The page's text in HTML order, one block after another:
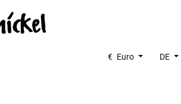
€ Euro DE